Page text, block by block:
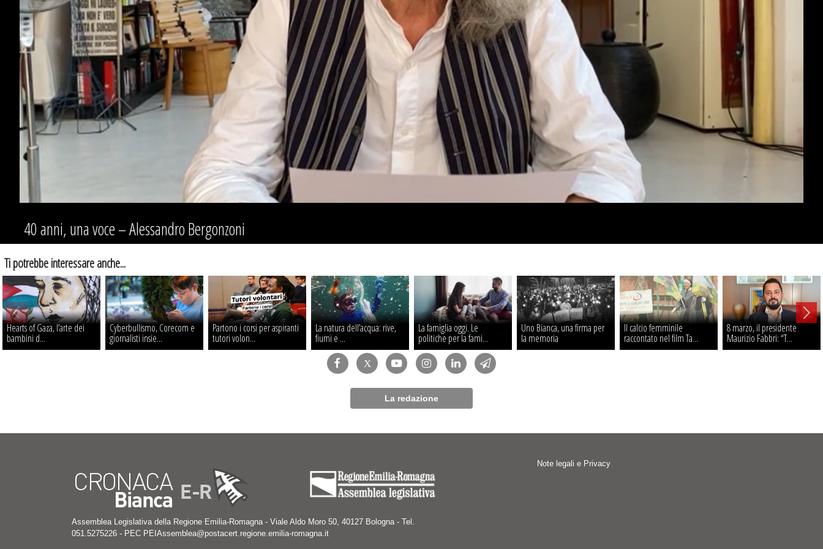
Video
40 anni, una voce – Alessandro Bergonzoni
Ti potrebbe interessare anche...
Hearts of Gaza, l’arte dei
bambini d...
Cyberbullismo, Corecom e
giornalisti insie...
Partono i corsi per aspiranti
tutori volon...
La natura dell’acqua: rive,
fiumi e ...
La famiglia oggi. Le
politiche per la fami...
Uno Bianca, una firma per
la memoria
Il calcio femminile
raccontato nel film Ta...
8 marzo, il presidente
Maurizio Fabbri: “T...
La redazione
Assemblea Legislativa della Regione Emilia-Romagna - Viale Aldo Moro 50, 40127 Bologna - Tel.
051.5275226 - PEC PEIAssemblea@postacert.regione.emilia-romagna.it
Note legali e Privacy